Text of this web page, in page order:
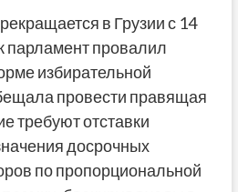
в Грузии с 14
парламент провалил
избирательной
провести правящая
требуют отставки
досрочных
по пропорциональной